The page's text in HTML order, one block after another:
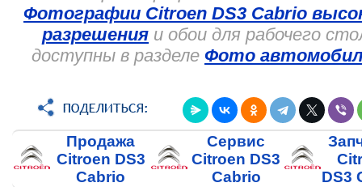
Фотографии Citroen DS3 Cabrio
разрешения и обои для рабочего
доступны в разделе Фото
Продажа
Citroen DS3
Cabrio
Сервис
Citroen DS3
Cabrio
DS3